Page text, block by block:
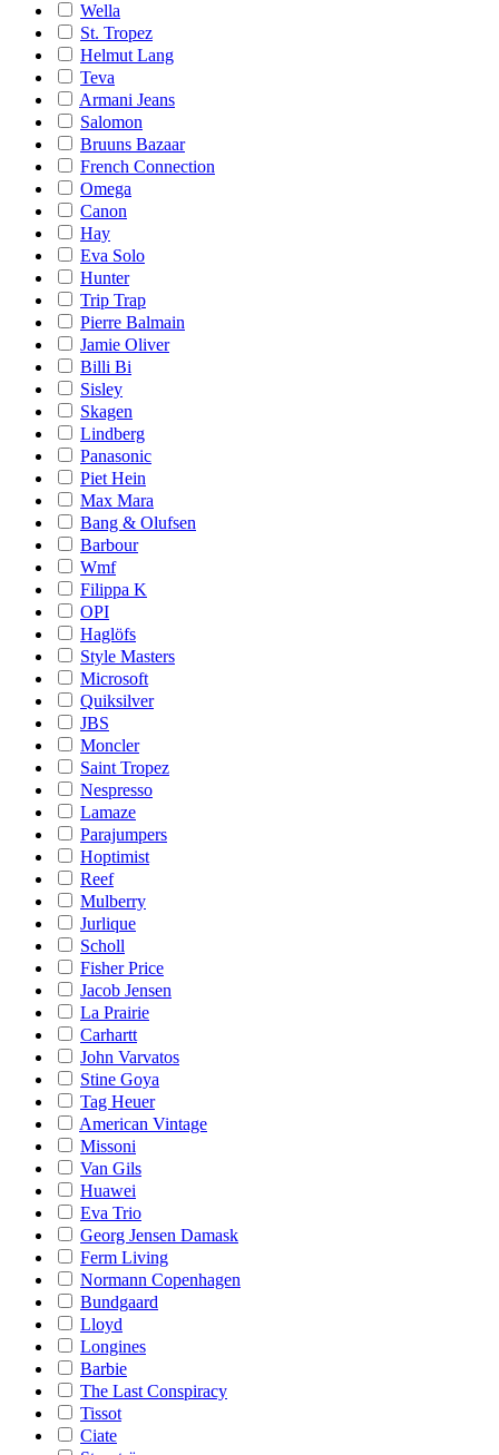
Wella
St. Tropez
Helmut Lang
Teva
Armani Jeans
Salomon
Bruuns Bazaar
French Connection
Omega
Canon
Hay
Eva Solo
Hunter
Trip Trap
Pierre Balmain
Jamie Oliver
Billi Bi
Sisley
Skagen
Lindberg
Panasonic
Piet Hein
Max Mara
Bang & Olufsen
Barbour
Wmf
Filippa K
OPI
Haglöfs
Style Masters
Microsoft
Quiksilver
JBS
Moncler
Saint Tropez
Nespresso
Lamaze
Parajumpers
Hoptimist
Reef
Mulberry
Jurlique
Scholl
Fisher Price
Jacob Jensen
La Prairie
Carhartt
John Varvatos
Stine Goya
Tag Heuer
American Vintage
Missoni
Van Gils
Huawei
Eva Trio
Georg Jensen Damask
Ferm Living
Normann Copenhagen
Bundgaard
Lloyd
Longines
Barbie
The Last Conspiracy
Tissot
Ciate